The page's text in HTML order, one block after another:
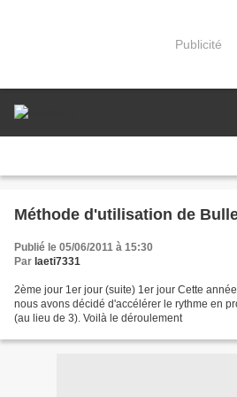
Publicité
Méthode d'utilisation de
Publié le 05/06/2011 à 15:30
Par laeti7331
2ème jour 1er jour (suite) 1er jour Cette
nous avons décidé d'accélérer le rythme en
(au lieu de 3). Voilà le déroulement